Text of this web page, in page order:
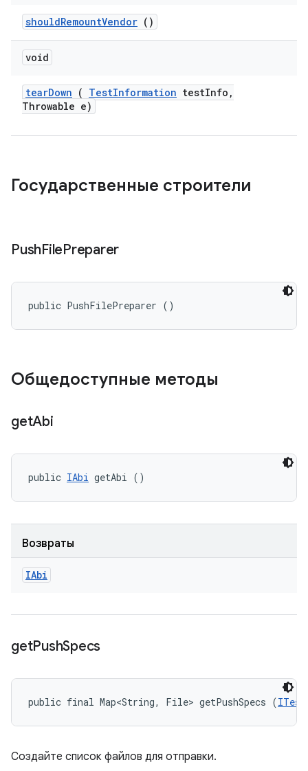
shouldRemountVendor ()
void
tearDown ( TestInformation testInfo ,
Throwable e)
Государственные строители
PushFilePreparer
public PushFilePreparer ()
Общедоступные методы
getAbi
public IAbi getAbi ()
Возвраты
IAbi
getPushSpecs
public final Map<String, File> getPushSpecs (
Создайте список файлов для отправки.